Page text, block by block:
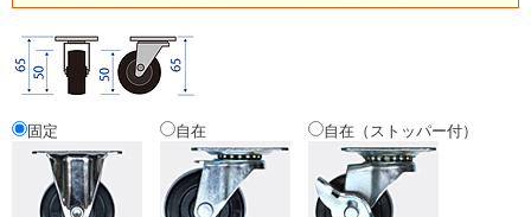
固定 自在 自在（ストッパー付）